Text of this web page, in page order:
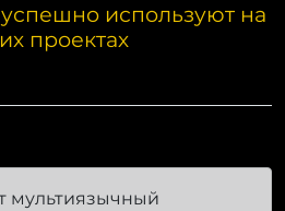
используют на
проектах
мультиязычный